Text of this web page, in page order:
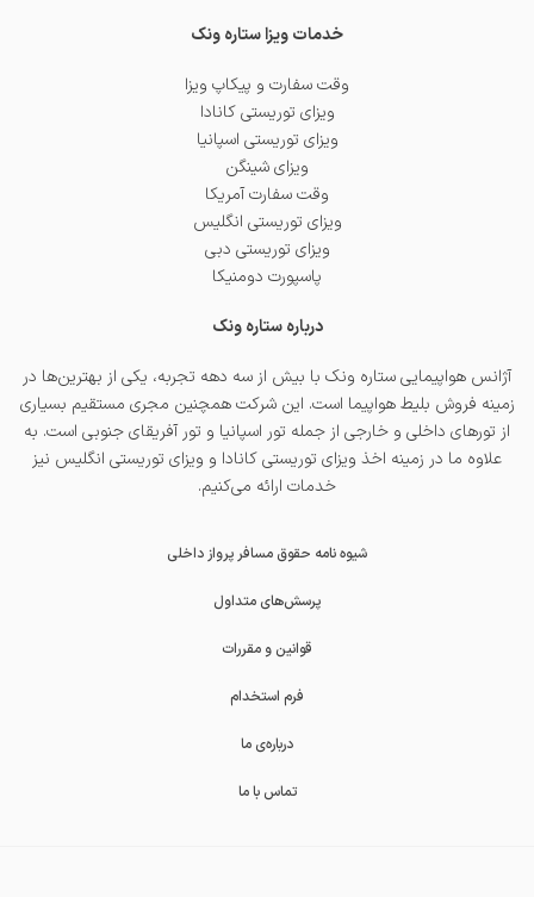
خدمات ویزا ستاره ونک
وقت سفارت و پیکاپ ویزا
ویزای توریستی کانادا
ویزای توریستی اسپانیا
ویزای شینگن
وقت سفارت آمریکا
ویزای توریستی انگلیس
ویزای توریستی دبی
پاسپورت دومنیکا
درباره ستاره ونک
آژانس هواپیمایی ستاره ونک با بیش از سه دهه تجربه، یکی از بهترین‌ها در
زمینه فروش بلیط هواپیما است. این شرکت همچنین مجری مستقیم بسیاری
از تورهای داخلی و خارجی از جمله تور اسپانیا و تور آفریقای جنوبی است. به
علاوه ما در زمینه اخذ ویزای توریستی کانادا و ویزای توریستی انگلیس نیز
خدمات ارائه می‌کنیم.
شیوه نامه حقوق مسافر پرواز داخلی
پرسش‌های متداول
قوانین و مقررات
فرم استخدام
درباره‌ی ما
تماس با ما